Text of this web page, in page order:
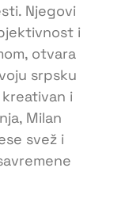
Njegovi
i
otvara
srpsku
i
Milan
svež i